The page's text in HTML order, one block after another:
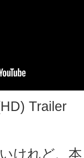
Trailer
けれど、